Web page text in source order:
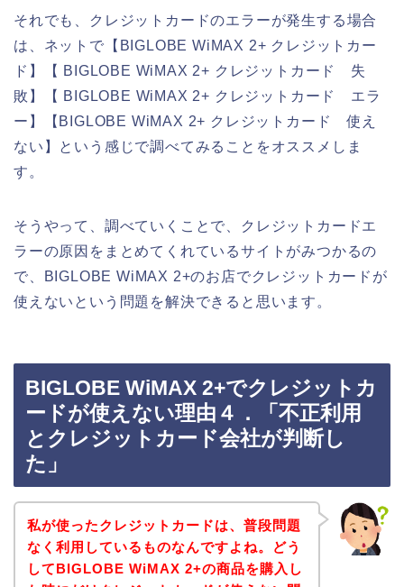
それでも、クレジットカードのエラーが発生する場合
は、ネットで【BIGLOBE WiMAX 2+ クレジットカー
ド】【 BIGLOBE WiMAX 2+ クレジットカード 失
敗】【 BIGLOBE WiMAX 2+ クレジットカード エラ
ー】【BIGLOBE WiMAX 2+ クレジットカード 使え
ない】という感じで調べてみることをオススメしま
す。
そうやって、調べていくことで、クレジットカードエ
ラーの原因をまとめてくれているサイトがみつかるの
で、BIGLOBE WiMAX 2+のお店でクレジットカードが
使えないという問題を解決できると思います。
BIGLOBE WiMAX 2+でクレジットカ
ードが使えない理由４．「不正利用
とクレジットカード会社が判断し
た」
私が使ったクレジットカードは、普段問題
なく利用しているものなんですよね。どう
してBIGLOBE WiMAX 2+の商品を購入し